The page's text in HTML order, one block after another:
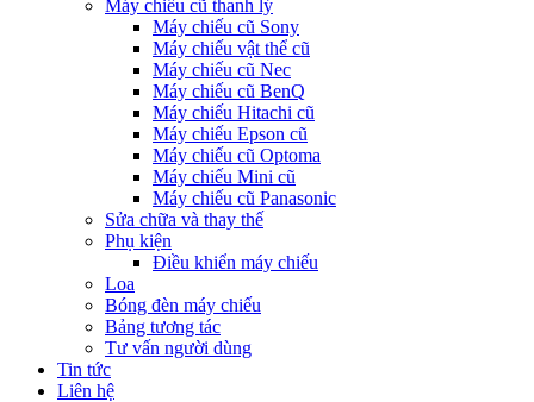
Máy chiếu cũ thanh lý
Máy chiếu cũ Sony
Máy chiếu vật thể cũ
Máy chiếu cũ Nec
Máy chiếu cũ BenQ
Máy chiếu Hitachi cũ
Máy chiếu Epson cũ
Máy chiếu cũ Optoma
Máy chiếu Mini cũ
Máy chiếu cũ Panasonic
Sửa chữa và thay thế
Phụ kiện
Điều khiển máy chiếu
Loa
Bóng đèn máy chiếu
Bảng tương tác
Tư vấn người dùng
Tin tức
Liên hệ